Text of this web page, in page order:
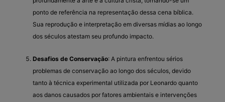
ponto de referência na representação dessa cena bíblica.
Sua reprodução e interpretação em diversas mídias ao longo
dos séculos atestam seu profundo impacto.
Desafios de Conservação: A pintura enfrentou sérios
problemas de conservação ao longo dos séculos, devido
tanto à técnica experimental utilizada por Leonardo quanto
aos danos causados por fatores ambientais e intervenções